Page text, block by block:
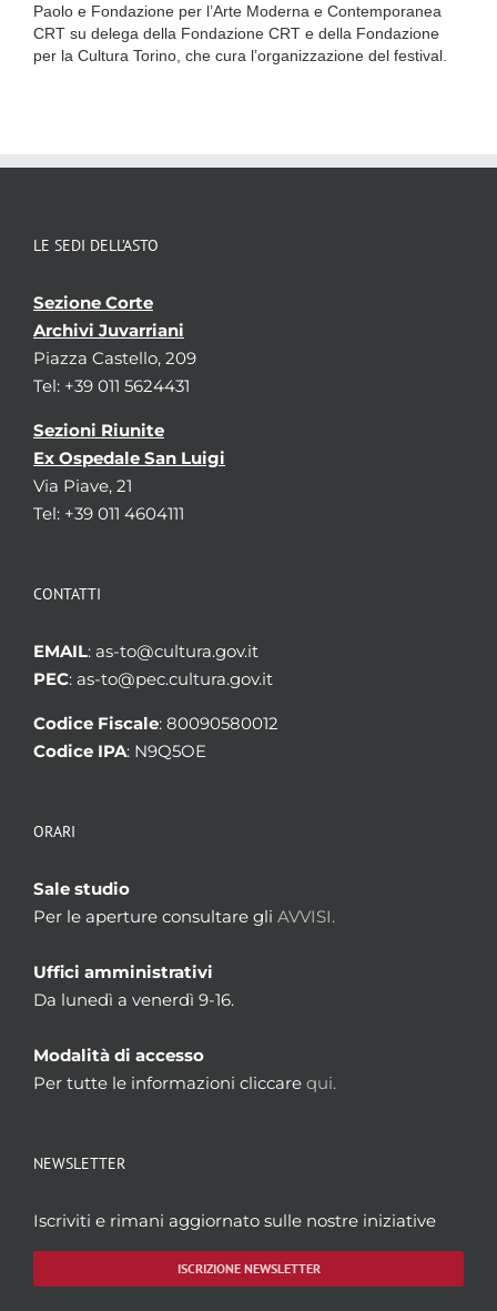
Paolo e Fondazione per l’Arte Moderna e Contemporanea
CRT su delega della Fondazione CRT e della Fondazione
per la Cultura Torino, che cura l’organizzazione del festival.
LE SEDI DELL’ASTO
Sezione Corte
Archivi Juvarriani
Piazza Castello, 209
Tel: +39 011 5624431
Sezioni Riunite
Ex Ospedale San Luigi
Via Piave, 21
Tel: +39 011 4604111
CONTATTI
EMAIL: as-to@cultura.gov.it
PEC: as-to@pec.cultura.gov.it
Codice Fiscale: 80090580012
Codice IPA: N9Q5OE
ORARI
Sale studio
Per le aperture consultare gli AVVISI.
Uffici amministrativi
Da lunedì a venerdì 9-16.
Modalità di accesso
Per tutte le informazioni cliccare qui.
NEWSLETTER
Iscriviti e rimani aggiornato sulle nostre iniziative
ISCRIZIONE NEWSLETTER